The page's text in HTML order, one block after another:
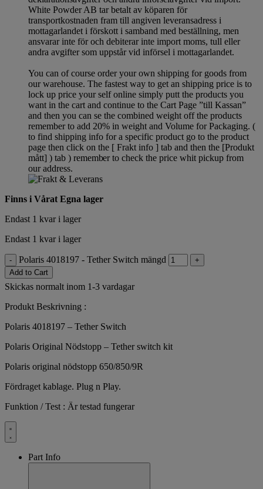
White Powder AB tar betalt av köparen för
transportkostnaden fram till angiven leveransadress i
mottagarlandet i förskott i samband med beställning, men
ansvarar inte för och debiterar inte import moms, tull eller
andra avgifter som uppstår vid införsel i mottagarlandet.
You can of course order your own shipping for goods from
our warehouse. The fastest way to get an shipping price is to
lock up price your self online simply putt the products you
want in the cart and continue to the Cart Page ”till Kassan”
and then you can se the combined weight off the products
remember to add 20% in weight and Volume for Packaging. (
to find shipping info for a specific product go to the product
page then click on the [ Frakt info ] tab and then the [Produkt
mått] ) tab ) rememberto check the price whit pickup from
our address.
Finns i Vårat Egna lager
Endast 1 kvar i lager
Endast 1 kvar i lager
- Polaris 4018197 - Tether Switch mängd
+
Add to Cart
Skickas normalt inom 1-3 vardagar
Produkt Beskrivning :
Polaris 4018197 – Tether Switch
Polaris Original Nödstopp – Tether switch kit
Polaris original nödstopp 650/850/9R
Fördraget kablage. Plug n Play.
Funktion / Test : Är testad fungerar
Part Info